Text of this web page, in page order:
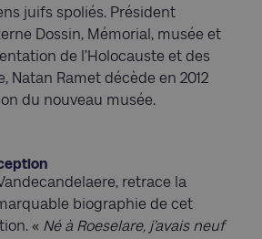
juifs spoliés. Président
Dossin, Mémorial, musée et
de l’Holocauste et des
Natan Ramet décède en 2012
du nouveau musée.
Vandecandelaere, retrace la
biographie de cet
« Né à Roeselare, j’avais neuf